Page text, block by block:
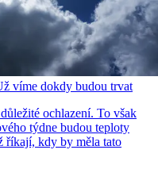
víme dokdy budou trvat
ochlazení. To však
týdne budou teploty
říkají, kdy by měla tato